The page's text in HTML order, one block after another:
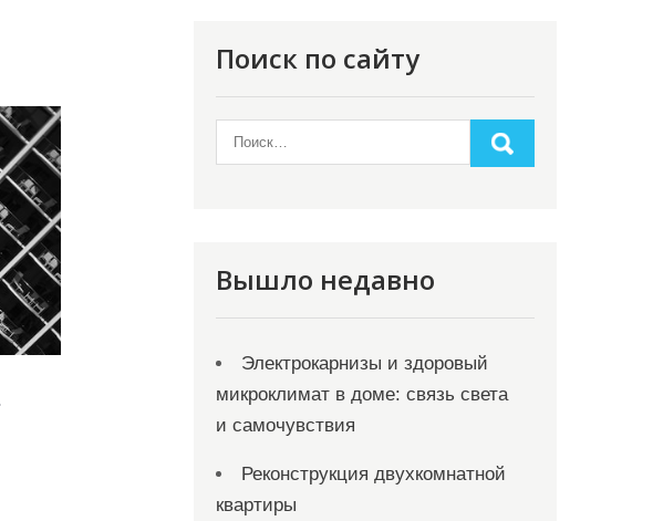
Поиск по сайту
Вышло недавно
Электрокарнизы и здоровый
микроклимат в доме: связь света
и самочувствия
Реконструкция двухкомнатной
квартиры